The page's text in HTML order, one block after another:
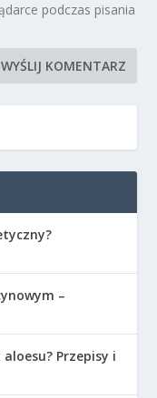
podczas pisania
–
Przepisy i